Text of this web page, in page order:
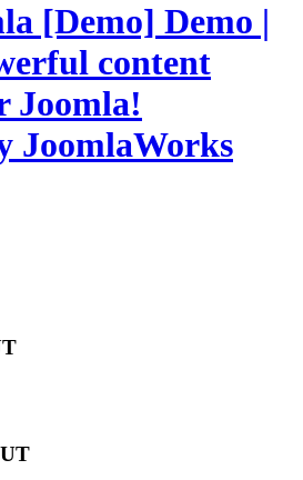
[Demo] Demo |
content
Joomla!
JoomlaWorks